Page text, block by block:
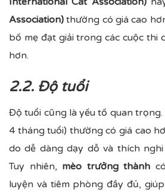
Association) thường có giá cao
bố mẹ đạt giải trong các cuộc thi
hơn.
2.2. Độ tuổi
Độ tuổi cũng là yếu tố quan trọng.
4 tháng tuổi) thường có giá cao
do dễ dàng dạy dỗ và thích
Tuy nhiên, mèo trưởng thành
luyện và tiêm phòng đầy đủ,